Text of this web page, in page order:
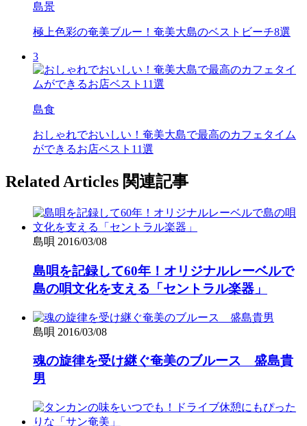
島景
極上色彩の奄美ブルー！奄美大島のベストビーチ8選
3
島食
おしゃれでおいしい！奄美大島で最高のカフェタイム
ができるお店ベスト11選
Related Articles 関連記事
島唄 2016/03/08
島唄を記録して60年！オリジナルレーベルで
島の唄文化を支える「セントラル楽器」
島唄 2016/03/08
魂の旋律を受け継ぐ奄美のブルース 盛島貴
男